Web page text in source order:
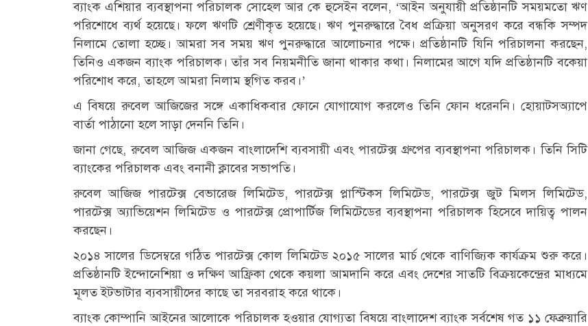
ব্যাংক এশিয়ার ব্যবস্থাপনা পরিচালক সোহেল আর কে হুসেইন বলেন, ‘আইন অনুযায়ী প্রতিষ্ঠানটি সময়মতো ঋণ
পরিশোধে ব্যর্থ হয়েছে। ফলে ঋণটি শ্রেণীকৃত হয়েছে। ঋণ পুনরুদ্ধারে বৈধ প্রক্রিয়া অনুসরণ করে বন্ধকি সম্পদ
নিলামে তোলা হচ্ছে। আমরা সব সময় ঋণ পুনরুদ্ধারে আলোচনার পক্ষে। প্রতিষ্ঠানটি যিনি পরিচালনা করছেন,
তিনিও একজন ব্যাংক পরিচালক। তাঁর সব নিয়মনীতি জানা থাকার কথা। নিলামের আগে যদি প্রতিষ্ঠানটি বকেয়া
পরিশোধ করে, তাহলে আমরা নিলাম স্থগিত করব।’
এ বিষয়ে রুবেল আজিজের সঙ্গে একাধিকবার ফোনে যোগাযোগ করলেও তিনি ফোন ধরেননি। হোয়াটসঅ্যাপে
বার্তা পাঠানো হলে সাড়া দেননি তিনি।
জানা গেছে, রুবেল আজিজ একজন বাংলাদেশি ব্যবসায়ী এবং পারটেক্স গ্রুপের ব্যবস্থাপনা পরিচালক। তিনি সিটি
ব্যাংকের পরিচালক এবং বনানী ক্লাবের সভাপতি।
রুবেল আজিজ পারটেক্স বেভারেজ লিমিটেড, পারটেক্স প্লাস্টিকস লিমিটেড, পারটেক্স জুট মিলস লিমিটেড,
পারটেক্স অ্যাভিয়েশন লিমিটেড ও পারটেক্স প্রোপার্টিজ লিমিটেডের ব্যবস্থাপনা পরিচালক হিসেবে দায়িত্ব পালন
করছেন।
২০১৪ সালের ডিসেম্বরে গঠিত পারটেক্স কোল লিমিটেড ২০১৫ সালের মার্চ থেকে বাণিজ্যিক কার্যক্রম শুরু করে।
প্রতিষ্ঠানটি ইন্দোনেশিয়া ও দক্ষিণ আফ্রিকা থেকে কয়লা আমদানি করে এবং দেশের সাতটি বিক্রয়কেন্দ্রের মাধ্যমে
মূলত ইটভাটার ব্যবসায়ীদের কাছে তা সরবরাহ করে থাকে।
ব্যাংক কোম্পানি আইনের আলোকে পরিচালক হওয়ার যোগ্যতা বিষয়ে বাংলাদেশ ব্যাংক সর্বশেষ গত ১১ ফেব্রুয়ারি